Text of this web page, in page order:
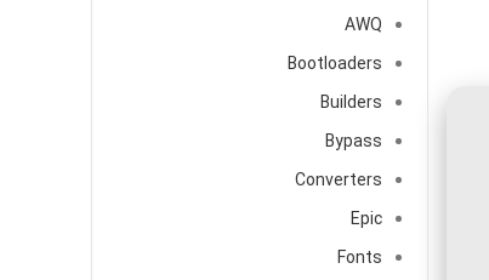
AWQ
Bootloaders
Builders
Bypass
Converters
Epic
Fonts